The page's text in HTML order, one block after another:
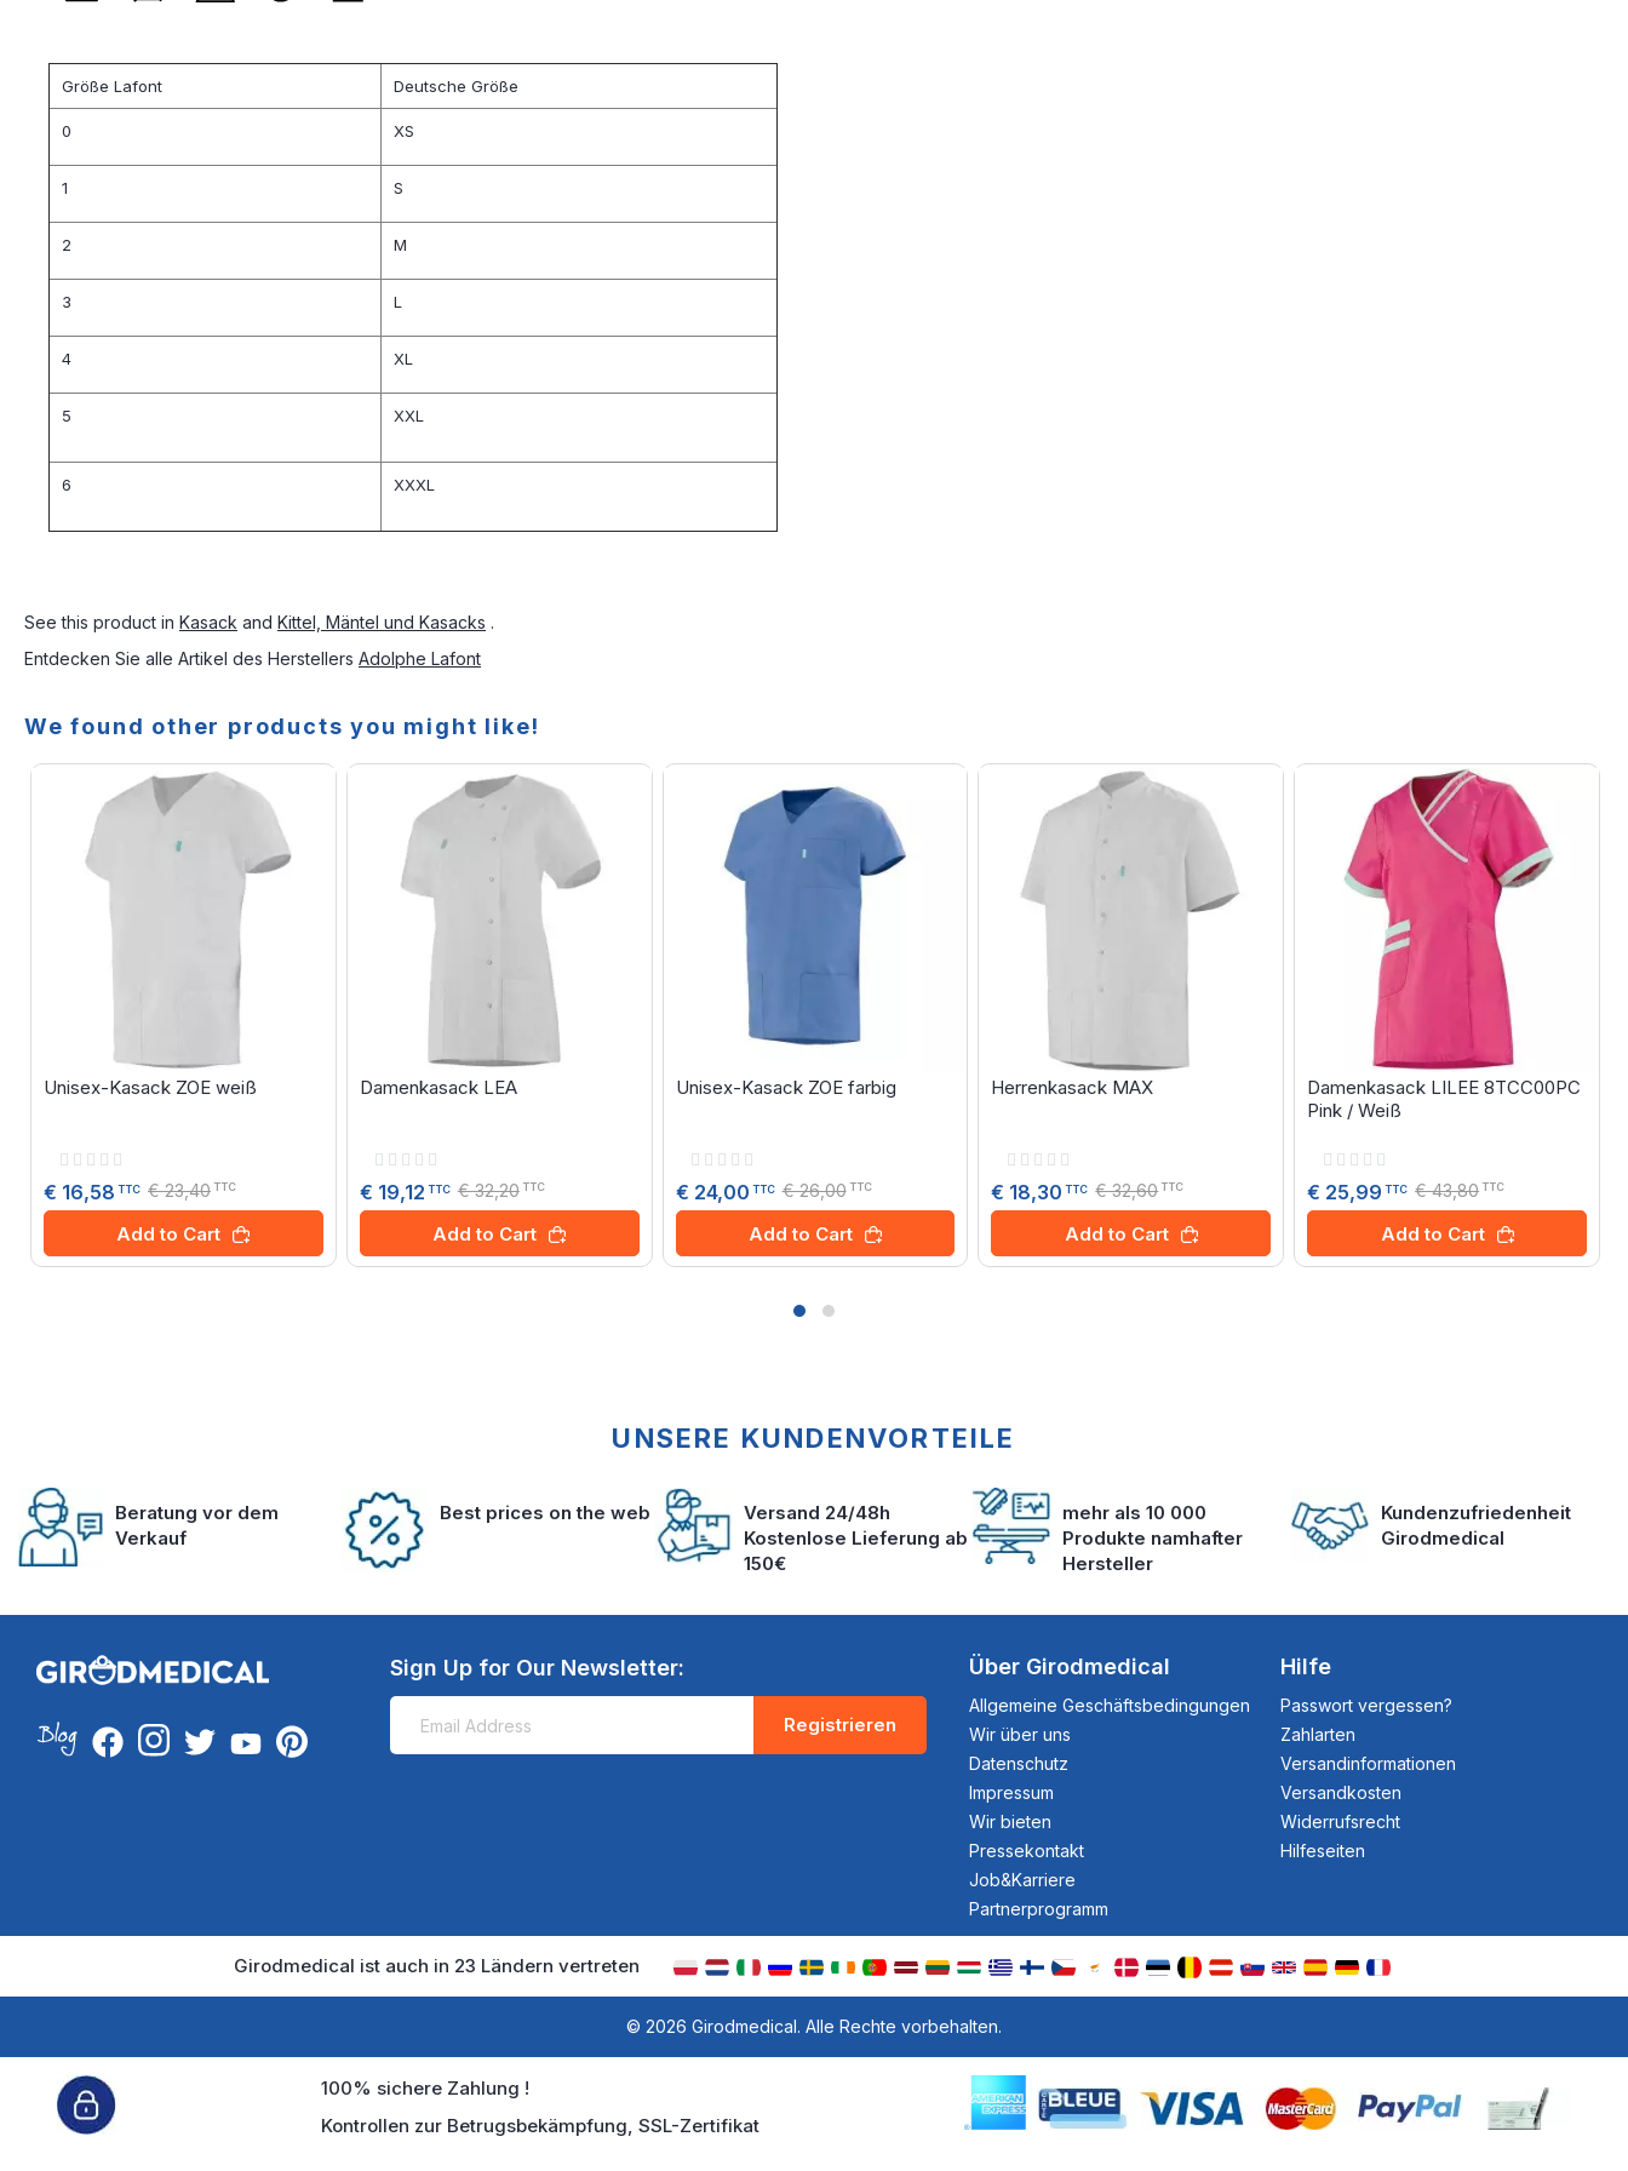
Größe Lafont Deutsche Größe
0 XS
1 S
2 M
3 L
4 XL
5 XXL
6 XXXL
See this product in Kasack and Kittel, Mäntel und Kasacks .
Entdecken Sie alle Artikel des Herstellers Adolphe Lafont
We found other products you might like!
Unisex-Kasack ZOE weiß
Rating:
€ 16,58 TTC € 23,40 TTC
Add to Cart
Damenkasack LEA
Rating:
€ 19,12 TTC € 32,20 TTC
Add to Cart
Unisex-Kasack ZOE farbig
Rating:
€ 24,00 TTC € 26,00 TTC
Add to Cart
Herrenkasack MAX
Rating:
€ 18,30 TTC € 32,60 TTC
Add to Cart
Damenkasack LILEE 8TCC00PC
Pink / Weiß
Rating:
€ 25,99 TTC € 43,80 TTC
Add to Cart
UNSERE KUNDENVORTEILE
Beratung vor dem
Verkauf
Best prices on the web
Versand 24/48h
Kostenlose Lieferung ab
150€
mehr als 10 000
Produkte namhafter
Hersteller
Kundenzufriedenheit
Girodmedical
Sign Up for Our Newsletter:
Registrieren
Über Girodmedical
Allgemeine Geschäftsbedingungen
Wir über uns
Datenschutz
Impressum
Wir bieten
Pressekontakt
Job&Karriere
Partnerprogramm
Hilfe
Passwort vergessen?
Zahlarten
Versandinformationen
Versandkosten
Widerrufsrecht
Hilfeseiten
Girodmedical ist auch in 23 Ländern vertreten
© 2026 Girodmedical. Alle Rechte vorbehalten.
100% sichere Zahlung !
Kontrollen zur Betrugsbekämpfung, SSL-Zertifikat